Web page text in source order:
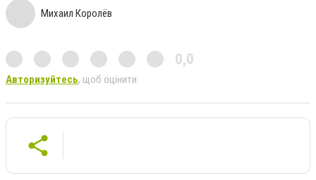
Михаил Королёв
0,0
Авторизуйтесь, щоб оцінити